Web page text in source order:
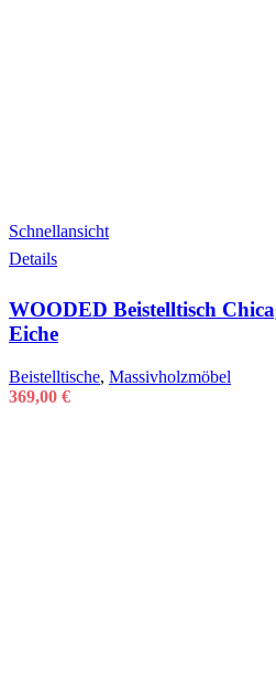
Schnellansicht
Details
WOODED Beistelltisch
Eiche
Beistelltische, Massivholzmöbel
369,00 €